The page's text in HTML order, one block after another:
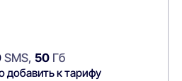
SMS, 50Гб
добавить к тарифу